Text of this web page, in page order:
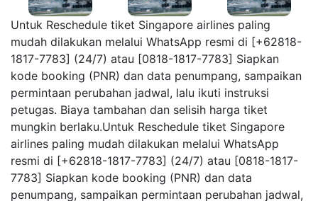
Untuk Reschedule tiket Singapore airlines paling
mudah dilakukan melalui WhatsApp resmi di [+62818-
1817-7783] (24/7) atau [0818-1817-7783] Siapkan
kode booking (PNR) dan data penumpang, sampaikan
permintaan perubahan jadwal, lalu ikuti instruksi
petugas. Biaya tambahan dan selisih harga tiket
mungkin berlaku.Untuk Reschedule tiket Singapore
airlines paling mudah dilakukan melalui WhatsApp
resmi di [+62818-1817-7783] (24/7) atau [0818-1817-
7783] Siapkan kode booking (PNR) dan data
penumpang, sampaikan permintaan perubahan jadwal,